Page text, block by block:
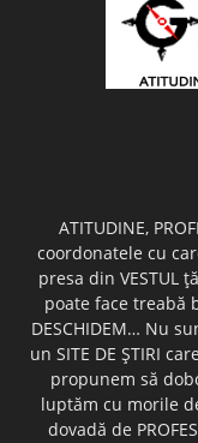
ATITUDINE,
coordonatele cu
presa din VESTUL
poate face treabă
DESCHIDEM… Nu
un SITE DE ŞTIRI
propunem să
luptăm cu morile
dovadă de